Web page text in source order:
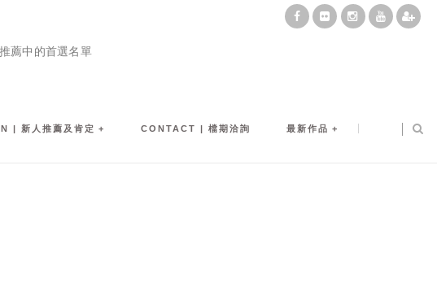
薦中的首選名單
| 新人推薦及肯定 CONTACT | 檔期洽詢 最新作品